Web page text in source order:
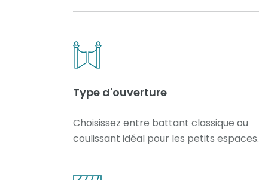
Type d'ouverture
Choisissez entre battant classique ou
coulissant idéal pour les petits espaces.